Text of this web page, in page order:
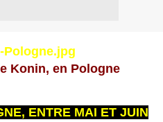
Konin, en Pologne
ENTRE MAI ET JUIN